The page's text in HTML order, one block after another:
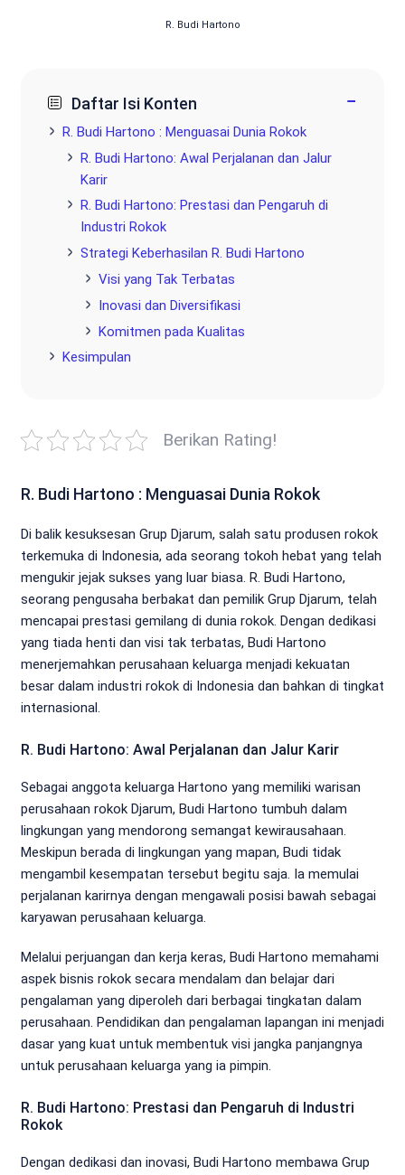
R. Budi Hartono
Daftar Isi Konten −
R. Budi Hartono : Menguasai Dunia Rokok
R. Budi Hartono: Awal Perjalanan dan Jalur
Karir
R. Budi Hartono: Prestasi dan Pengaruh di
Industri Rokok
Strategi Keberhasilan R. Budi Hartono
Visi yang Tak Terbatas
Inovasi dan Diversifikasi
Komitmen pada Kualitas
Kesimpulan
Berikan Rating!
R. Budi Hartono : Menguasai Dunia Rokok
Di balik kesuksesan Grup Djarum, salah satu produsen rokok
terkemuka di Indonesia, ada seorang tokoh hebat yang telah
mengukir jejak sukses yang luar biasa. R. Budi Hartono,
seorang pengusaha berbakat dan pemilik Grup Djarum, telah
mencapai prestasi gemilang di dunia rokok. Dengan dedikasi
yang tiada henti dan visi tak terbatas, Budi Hartono
menerjemahkan perusahaan keluarga menjadi kekuatan
besar dalam industri rokok di Indonesia dan bahkan di tingkat
internasional.
R. Budi Hartono: Awal Perjalanan dan Jalur Karir
Sebagai anggota keluarga Hartono yang memiliki warisan
perusahaan rokok Djarum, Budi Hartono tumbuh dalam
lingkungan yang mendorong semangat kewirausahaan.
Meskipun berada di lingkungan yang mapan, Budi tidak
mengambil kesempatan tersebut begitu saja. Ia memulai
perjalanan karirnya dengan mengawali posisi bawah sebagai
karyawan perusahaan keluarga.
Melalui perjuangan dan kerja keras, Budi Hartono memahami
aspek bisnis rokok secara mendalam dan belajar dari
pengalaman yang diperoleh dari berbagai tingkatan dalam
perusahaan. Pendidikan dan pengalaman lapangan ini menjadi
dasar yang kuat untuk membentuk visi jangka panjangnya
untuk perusahaan keluarga yang ia pimpin.
R. Budi Hartono: Prestasi dan Pengaruh di Industri
Rokok
Dengan dedikasi dan inovasi, Budi Hartono membawa Grup